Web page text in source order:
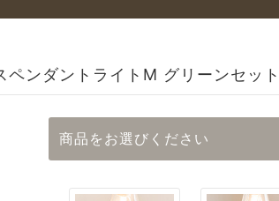
ンダントライトM グリーンセット
商品をお選びください